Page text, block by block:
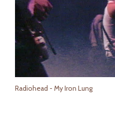
Radiohead - My Iron Lung